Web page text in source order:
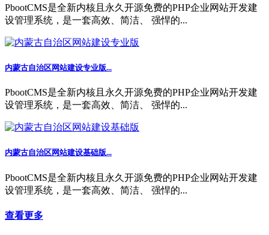
PbootCMS是全新内核且永久开源免费的PHP企业网站开发建
设管理系统，是一套高效、简洁、 强悍的...
内蒙古自治区网站建设专业版...
PbootCMS是全新内核且永久开源免费的PHP企业网站开发建
设管理系统，是一套高效、简洁、 强悍的...
内蒙古自治区网站建设基础版...
PbootCMS是全新内核且永久开源免费的PHP企业网站开发建
设管理系统，是一套高效、简洁、 强悍的...
查看更多